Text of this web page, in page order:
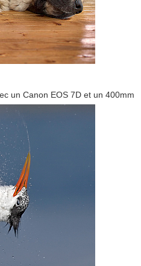
un Canon EOS 7D et un 400mm